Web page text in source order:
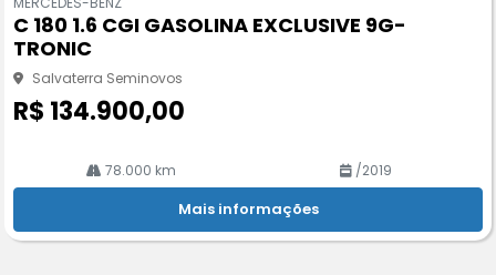
pa
rtil
he
C 180 1.6 CGI GASOLINA EXCLUSIVE 9G-
TRONIC
Salvaterra Seminovos
R$ 134.900,00
78.000 km /2019
Mais informações